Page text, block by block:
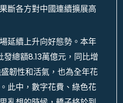
斷各方對中國連續擴展高
延續上升向好態勢。本年
總額8.13萬億元，同比增
韌性和活氣，也為全年花
此中，數字花費、綠色花